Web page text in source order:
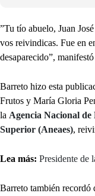
”Tu tío abuelo, Juan
vos reivindicas. Fue en
desaparecido”,
Barreto hizo esta
Frutos y María Gloria
la Agencia Nacional
Superior (Aneaes),
Lea más: Presidente de
Barreto también recordó